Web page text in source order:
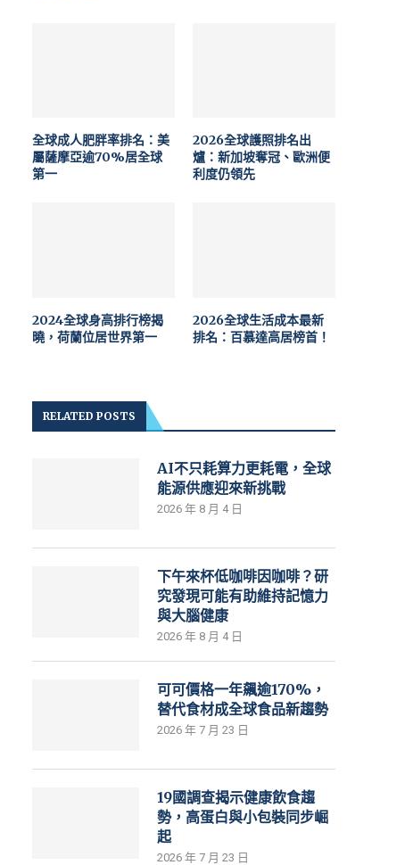
全球成人肥胖率排名：美
屬薩摩亞逾70%居全球
第一
2026全球護照排名出
爐：新加坡奪冠、歐洲便
利度仍領先
2024全球身高排行榜揭
曉，荷蘭位居世界第一
2026全球生活成本最新
排名：百慕達高居榜首！
RELATED POSTS
AI不只耗算力更耗電，全球
能源供應迎來新挑戰
2026 年 8 月 4 日
下午來杯低咖啡因咖啡？研
究發現可能有助維持記憶力
與大腦健康
2026 年 8 月 4 日
可可價格一年飆逾170%，
替代食材成全球食品新趨勢
2026 年 7 月 23 日
19國調查揭示健康飲食趨
勢，高蛋白與小包裝同步崛
起
2026 年 7 月 23 日